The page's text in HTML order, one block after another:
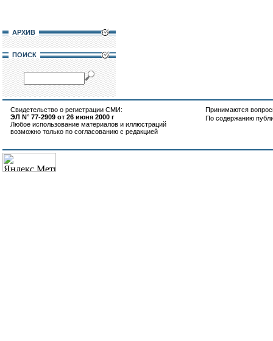
АРХИВ
ПОИСК
Свидетельство о регистрации СМИ:
ЭЛ N° 77-2909 от 26 июня 2000 г
Любое использование материалов и иллюстраций
возможно только по согласованию с редакцией
Принимаются
По содержанию